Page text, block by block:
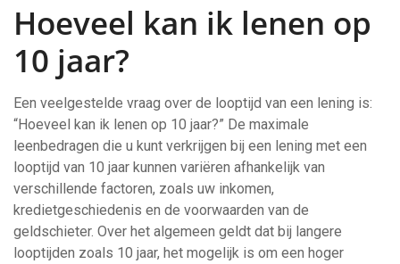
Hoeveel kan ik lenen op
10 jaar?
Een veelgestelde vraag over de looptijd van een lening is:
“Hoeveel kan ik lenen op 10 jaar?” De maximale
leenbedragen die u kunt verkrijgen bij een lening met een
looptijd van 10 jaar kunnen variëren afhankelijk van
verschillende factoren, zoals uw inkomen,
kredietgeschiedenis en de voorwaarden van de
geldschieter. Over het algemeen geldt dat bij langere
looptijden zoals 10 jaar, het mogelijk is om een hoger